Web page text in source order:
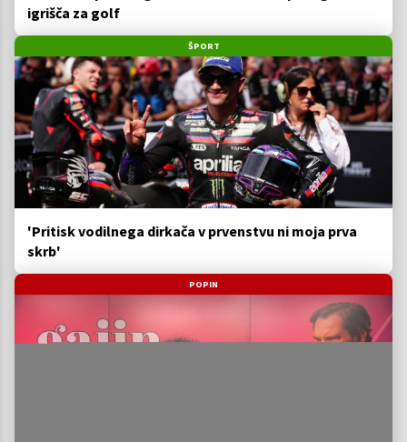
igrišča za golf
ŠPORT
'Pritisk vodilnega dirkača v prvenstvu ni moja prva
skrb'
POPIN